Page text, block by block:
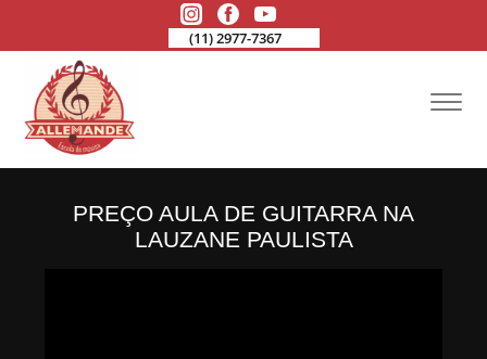
(11) 2977-7367
PREÇO AULA DE GUITARRA NA
LAUZANE PAULISTA